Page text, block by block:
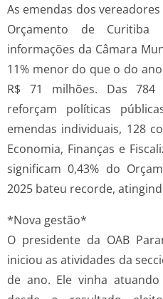
As emendas dos
Orçamento de Curitiba
informações da Câmara
11% menor do que o do
R$ 71 milhões. Das 784
reforçam políticas
emendas individuais, 128
Economia, Finanças e
significam 0,43% do
2025 bateu recorde,
*Nova gestão*
O presidente da OAB
iniciou as atividades da
de ano. Ele vinha